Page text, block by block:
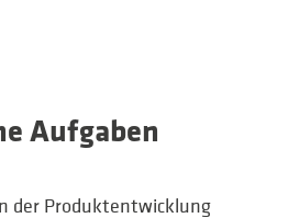
Aufgaben
der Produktentwicklung